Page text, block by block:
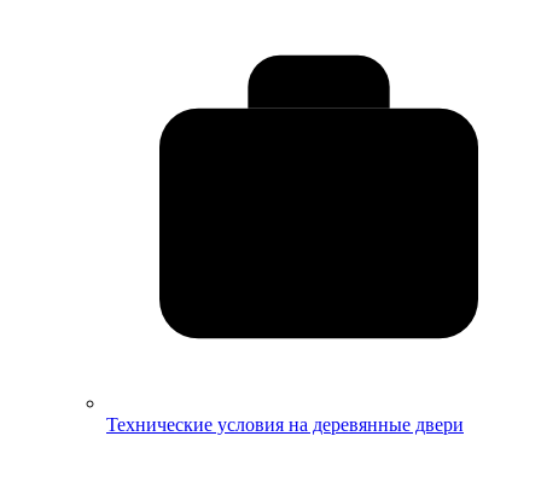
Технические условия на деревянные двери